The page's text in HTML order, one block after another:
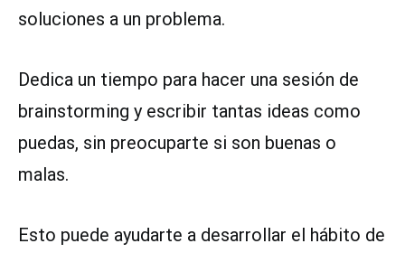
soluciones a un problema.
Dedica un tiempo para hacer una sesión de
brainstorming y escribir tantas ideas como
puedas, sin preocuparte si son buenas o
malas.
Esto puede ayudarte a desarrollar el hábito de